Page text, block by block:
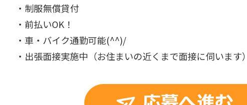
・制服無償貸付
・前払いOK！
・車・バイク通勤可能(^^)/
・出張面接実施中（お住まいの近くまで面接に伺います）